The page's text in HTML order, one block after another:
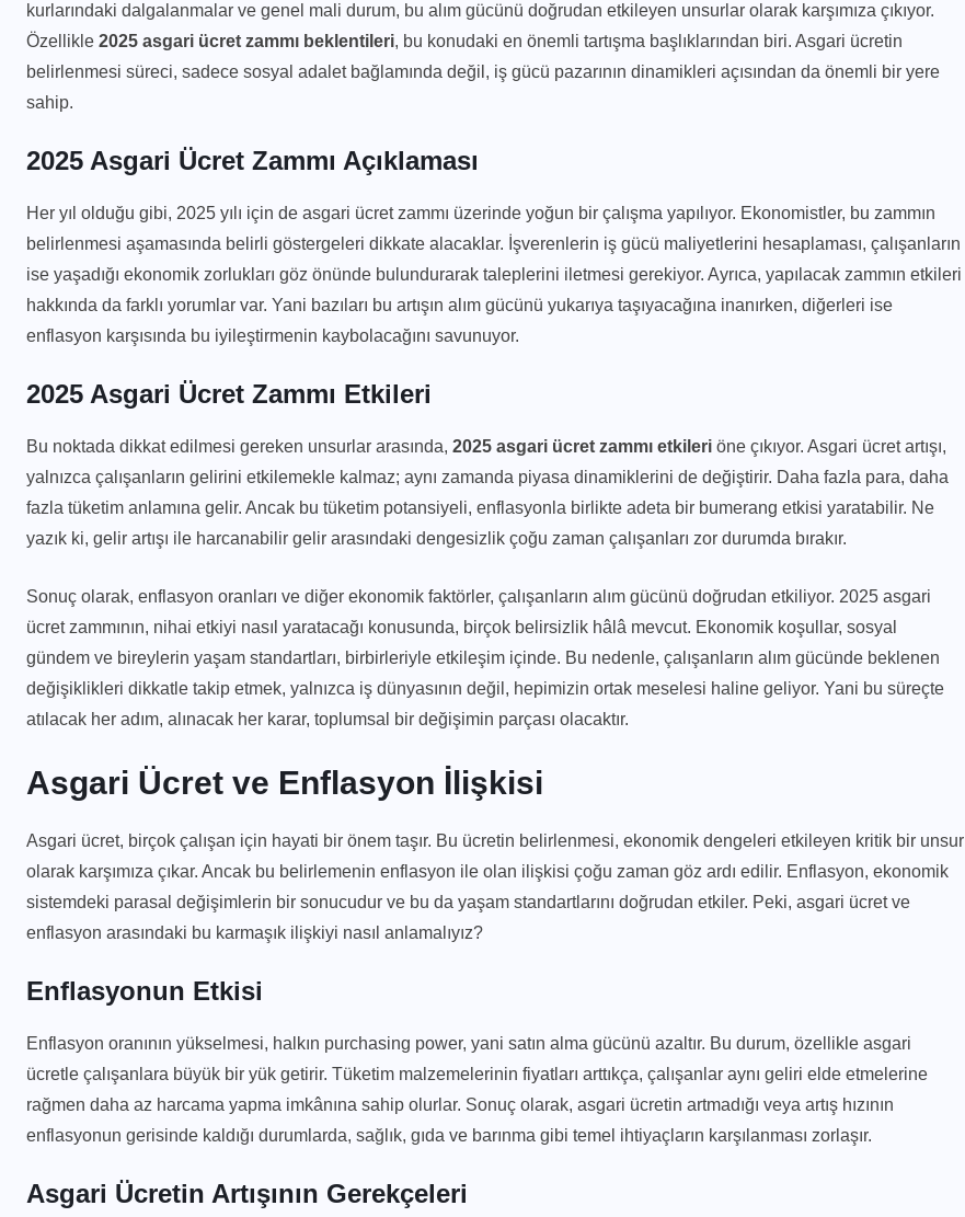
kurlarındaki dalgalanmalar ve genel mali durum, bu alım gücünü doğrudan etkileyen unsurlar olarak karşımıza çıkıyor.
Özellikle 2025 asgari ücret zammı beklentileri, bu konudaki en önemli tartışma başlıklarından biri. Asgari ücretin
belirlenmesi süreci, sadece sosyal adalet bağlamında değil, iş gücü pazarının dinamikleri açısından da önemli bir yere
sahip.
2025 Asgari Ücret Zammı Açıklaması
Her yıl olduğu gibi, 2025 yılı için de asgari ücret zammı üzerinde yoğun bir çalışma yapılıyor. Ekonomistler, bu zammın
belirlenmesi aşamasında belirli göstergeleri dikkate alacaklar. İşverenlerin iş gücü maliyetlerini hesaplaması, çalışanların
ise yaşadığı ekonomik zorlukları göz önünde bulundurarak taleplerini iletmesi gerekiyor. Ayrıca, yapılacak zammın etkileri
hakkında da farklı yorumlar var. Yani bazıları bu artışın alım gücünü yukarıya taşıyacağına inanırken, diğerleri ise
enflasyon karşısında bu iyileştirmenin kaybolacağını savunuyor.
2025 Asgari Ücret Zammı Etkileri
Bu noktada dikkat edilmesi gereken unsurlar arasında, 2025 asgari ücret zammı etkileri öne çıkıyor. Asgari ücret artışı,
yalnızca çalışanların gelirini etkilemekle kalmaz; aynı zamanda piyasa dinamiklerini de değiştirir. Daha fazla para, daha
fazla tüketim anlamına gelir. Ancak bu tüketim potansiyeli, enflasyonla birlikte adeta bir bumerang etkisi yaratabilir. Ne
yazık ki, gelir artışı ile harcanabilir gelir arasındaki dengesizlik çoğu zaman çalışanları zor durumda bırakır.
Sonuç olarak, enflasyon oranları ve diğer ekonomik faktörler, çalışanların alım gücünü doğrudan etkiliyor. 2025 asgari
ücret zammının, nihai etkiyi nasıl yaratacağı konusunda, birçok belirsizlik hâlâ mevcut. Ekonomik koşullar, sosyal
gündem ve bireylerin yaşam standartları, birbirleriyle etkileşim içinde. Bu nedenle, çalışanların alım gücünde beklenen
değişiklikleri dikkatle takip etmek, yalnızca iş dünyasının değil, hepimizin ortak meselesi haline geliyor. Yani bu süreçte
atılacak her adım, alınacak her karar, toplumsal bir değişimin parçası olacaktır.
Asgari Ücret ve Enflasyon İlişkisi
Asgari ücret, birçok çalışan için hayati bir önem taşır. Bu ücretin belirlenmesi, ekonomik dengeleri etkileyen kritik bir unsur
olarak karşımıza çıkar. Ancak bu belirlemenin enflasyon ile olan ilişkisi çoğu zaman göz ardı edilir. Enflasyon, ekonomik
sistemdeki parasal değişimlerin bir sonucudur ve bu da yaşam standartlarını doğrudan etkiler. Peki, asgari ücret ve
enflasyon arasındaki bu karmaşık ilişkiyi nasıl anlamalıyız?
Enflasyonun Etkisi
Enflasyon oranının yükselmesi, halkın purchasing power, yani satın alma gücünü azaltır. Bu durum, özellikle asgari
ücretle çalışanlara büyük bir yük getirir. Tüketim malzemelerinin fiyatları arttıkça, çalışanlar aynı geliri elde etmelerine
rağmen daha az harcama yapma imkânına sahip olurlar. Sonuç olarak, asgari ücretin artmadığı veya artış hızının
enflasyonun gerisinde kaldığı durumlarda, sağlık, gıda ve barınma gibi temel ihtiyaçların karşılanması zorlaşır.
Asgari Ücretin Artışının Gerekçeleri